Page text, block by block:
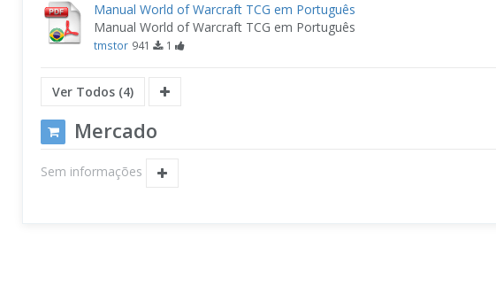
Manual World of Warcraft TCG em Português
Manual World of Warcraft TCG em Português
tmstor 941 1
Ver Todos (4)
Mercado
Sem informações